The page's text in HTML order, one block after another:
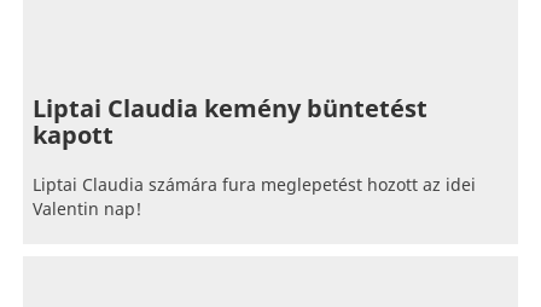
Liptai Claudia kemény büntetést
kapott
Liptai Claudia számára fura meglepetést hozott az idei
Valentin nap!